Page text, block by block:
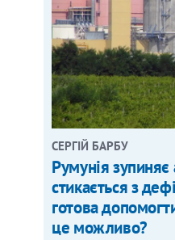
СЕРГІЙ БАРБУ
Румунія зупиняє
стикається з
готова
це можливо?